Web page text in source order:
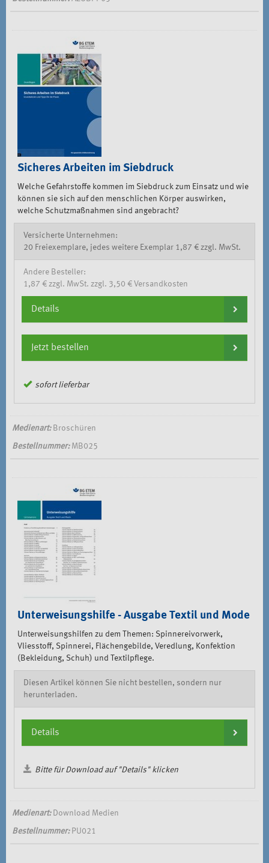
Sicheres Arbeiten im Siebdruck
Welche Gefahrstoffe kommen im Siebdruck zum Einsatz und wie
können sie sich auf den menschlichen Körper auswirken,
welche Schutzmaßnahmen sind angebracht?
Versicherte Unternehmen:
20 Freiexemplare, jedes weitere Exemplar 1,87 € zzgl. MwSt.
Andere Besteller:
1,87 € zzgl. MwSt. zzgl. 3,50 € Versandkosten
Details
Jetzt bestellen
sofort lieferbar
Medienart:Broschüren
Bestellnummer:MB025
Unterweisungshilfe - Ausgabe Textil und Mode
Unterweisungshilfen zu dem Themen: Spinnereivorwerk,
Vliesstoff, Spinnerei, Flächengebilde, Veredlung, Konfektion
(Bekleidung, Schuh) und Textilpflege.
Diesen Artikel können Sie nicht bestellen, sondern nur
herunterladen.
Details
Bitte für Download auf "Details" klicken
Medienart:Download Medien
Bestellnummer:PU021